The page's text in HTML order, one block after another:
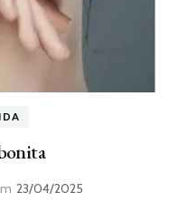
23/04/2025